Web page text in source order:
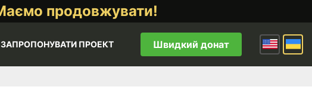
продовжувати!
ЗАПРОПОНУВАТИ ПРОЕКТ Швидкий донат